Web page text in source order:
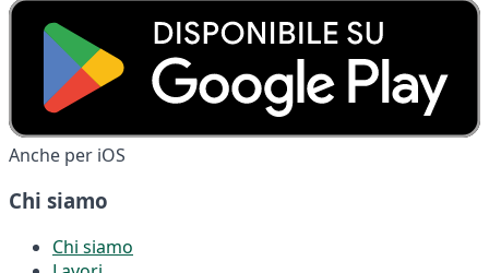
Anche per iOS
Chi siamo
Chi siamo